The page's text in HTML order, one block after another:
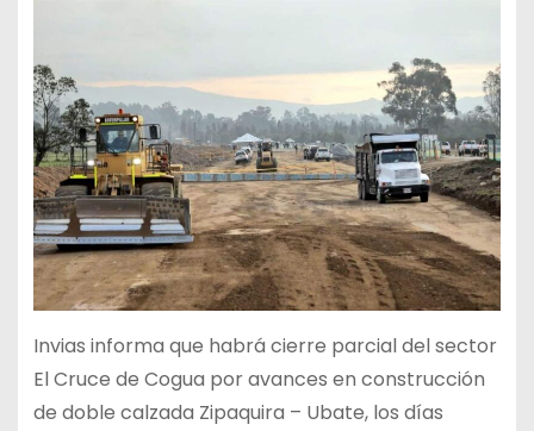
Invias informa que habrá cierre parcial del sector
El Cruce de Cogua por avances en construcción
de doble calzada Zipaquira – Ubate, los días